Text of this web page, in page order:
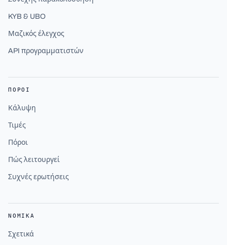
KYB & UBO
Μαζικός έλεγχος
API προγραμματιστών
ΠΌΡΟΙ
Κάλυψη
Τιμές
Πόροι
Πώς λειτουργεί
Συχνές ερωτήσεις
ΝΟΜΙΚΆ
Σχετικά